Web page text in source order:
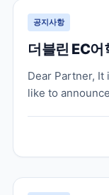
공지사항
더블린 EC
Dear Partner,
like to